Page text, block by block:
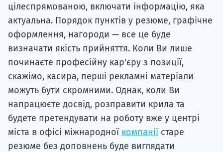
цілеспрямованою, включати інформацію, яка
актуальна. Порядок пунктів у резюме, графічне
оформлення, нагороди — все це буде
визначати якість прийняття. Коли Ви лише
починаєте професійну кар'єру з позиції,
скажімо, касира, перші рекламні матеріали
можуть бути скромними. Однак, коли Ви
напрацюєте досвід, розправити крила та
будете претендувати на роботу вже у центрі
міста в офісі міжнародної компаніїстаре
резюме без доповнень буде виглядати